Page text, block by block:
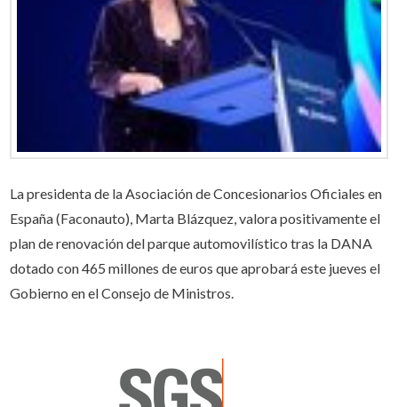
La presidenta de la Asociación de Concesionarios Oficiales en
España (Faconauto), Marta Blázquez, valora positivamente el
plan de renovación del parque automovilístico tras la DANA
dotado con 465 millones de euros que aprobará este jueves el
Gobierno en el Consejo de Ministros.